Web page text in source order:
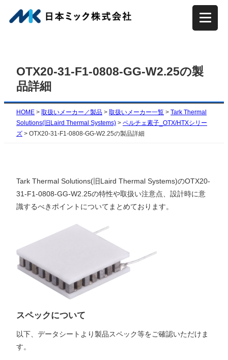
容
OTX20-31-F1-0808-GG-W2.25の製
品詳細
HOME > 取扱いメーカー／製品 > 取扱いメーカー一覧 > Tark Thermal
Solutions(旧Laird Thermal Systems) > ペルチェ素子_OTX/HTXシリー
ズ > OTX20-31-F1-0808-GG-W2.25の製品詳細
Tark Thermal Solutions(旧Laird Thermal Systems)のOTX20-
31-F1-0808-GG-W2.25の特性や取扱い注意点、設計時に意
識するべきポイントについてまとめております。
スペックについて
以下、データシートより製品スペック等をご確認いただけま
す。